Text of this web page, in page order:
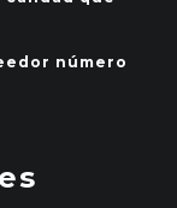
número